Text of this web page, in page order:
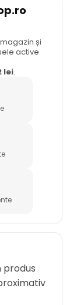
și
active
lei.
produs